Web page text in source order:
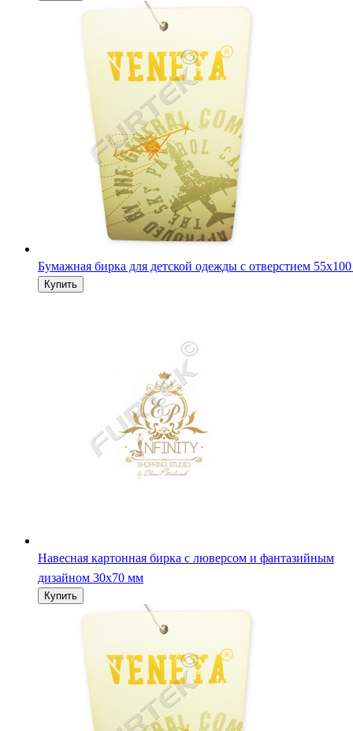
Бумажная бирка для детской одежды с отверстием
Навесная картонная бирка с люверсом и фантазийным
дизайном 30х70 мм